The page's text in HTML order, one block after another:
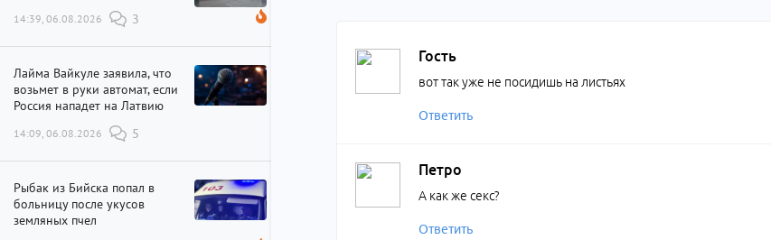
14:39, 06.08.2026 3
Лайма Вайкуле заявила, что
возьмет в руки автомат, если
Россия нападет на Латвию
14:09, 06.08.2026 5
Рыбак из Бийска попал в
больницу после укусов
земляных пчел
Гость
вот так уже не посидишь на листьях
Ответить
Петро
А как же секс?
Ответить